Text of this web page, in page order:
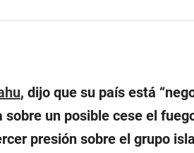
, dijo que su país está “
un posible cese el
presión sobre el grupo